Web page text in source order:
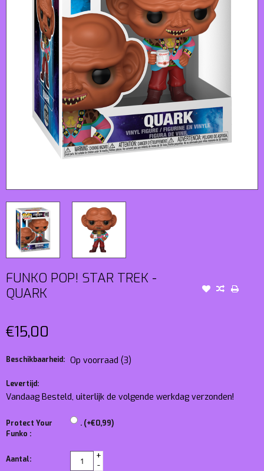
FUNKO POP! STAR TREK -
QUARK
€15,00
Beschikbaarheid: Op voorraad (3)
Levertijd:
Vandaag Besteld, uiterlijk de volgende werkdag verzonden!
Protect Your
Funko :
. (+€0,99)
Aantal:
+
-